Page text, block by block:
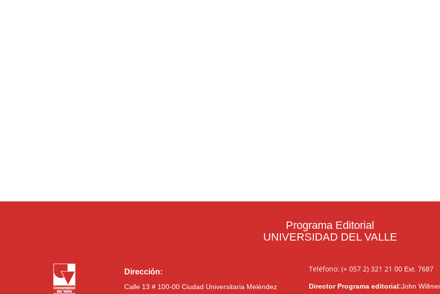
Programa Editorial
UNIVERSIDAD DEL VALLE
Dirección:
Calle 13 # 100-00 Ciudad Universitaria Meléndez
Teléfono: (+ 057 2) 321 21 00Ext. 7687
Director Programa editorial:John